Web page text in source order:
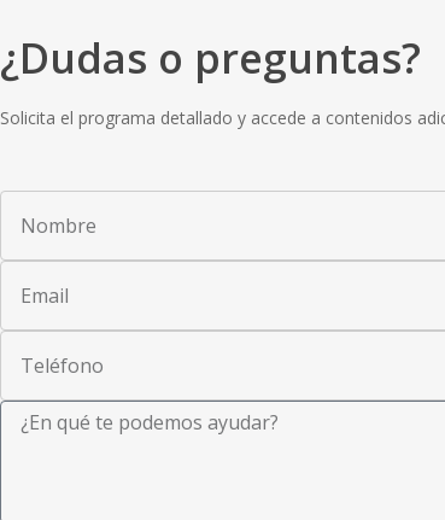
¿Dudas o preguntas?
Solicita el programa detallado y accede a contenidos